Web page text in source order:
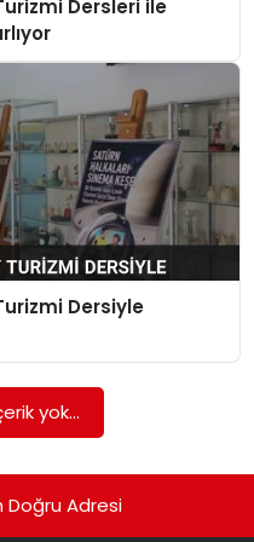
Dersleri ile
Dersiyle
yok...
Doğru Adresi